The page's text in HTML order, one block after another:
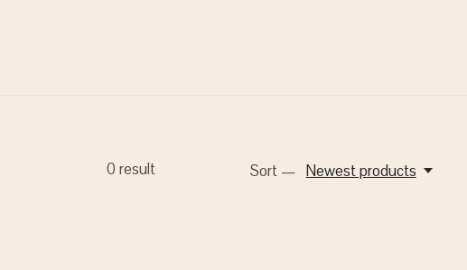
0 result Sort — Newest products